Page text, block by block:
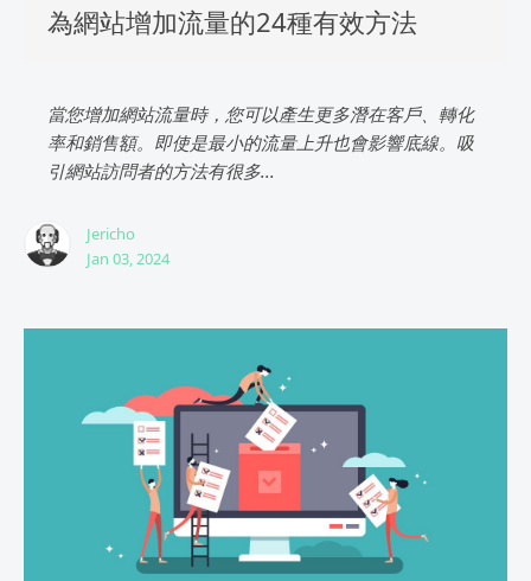
為網站增加流量的24種有效方法
當您增加網站流量時，您可以產生更多潛在客戶、轉化
率和銷售額。即使是最小的流量上升也會影響底線。吸
引網站訪問者的方法有很多...
Jericho
Jan 03, 2024